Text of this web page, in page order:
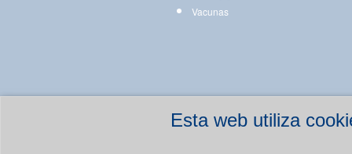
Esta web utiliza
Vacunas